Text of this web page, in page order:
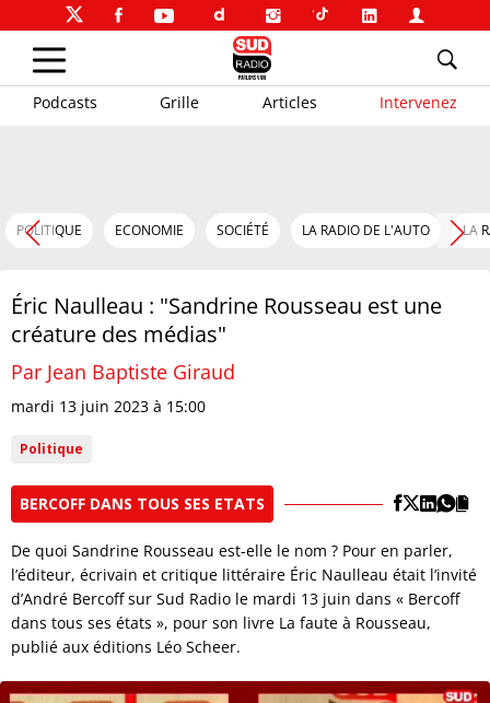
Podcasts Grille Articles Intervenez
POLITIQUE ECONOMIE SOCIÉTÉ LA RADIO DE L'AUTO LA
Éric Naulleau : "Sandrine Rousseau est une
créature des médias"
Par Jean Baptiste Giraud
mardi 13 juin 2023 à 15:00
Politique
BERCOFF DANS TOUS SES ETATS
De quoi Sandrine Rousseau est-elle le nom ? Pour en parler,
l’éditeur, écrivain et critique littéraire Éric Naulleau était l’invité
d’André Bercoff sur Sud Radio le mardi 13 juin dans « Bercoff
dans tous ses états », pour son livre La faute à Rousseau,
publié aux éditions Léo Scheer.